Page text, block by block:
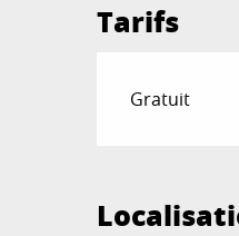
Tarifs
Gratuit